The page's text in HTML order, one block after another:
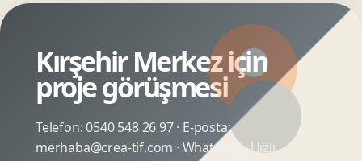
Kırşehir Merkez için
proje görüşmesi
Telefon:0540 548 26 97· E-posta:
merhaba@crea-tif.com · WhatsApp:Hızlı